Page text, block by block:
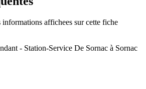
informations affichees sur cette fiche
- Station-Service De Sornac à Sornac